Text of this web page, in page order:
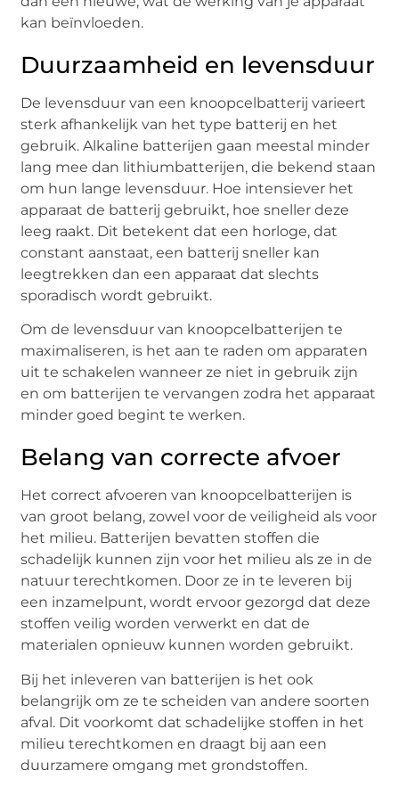
kan beïnvloeden.
Duurzaamheid en levensduur
De levensduur van een knoopcelbatterij varieert
sterk afhankelijk van het type batterij en het
gebruik. Alkaline batterijen gaan meestal minder
lang mee dan lithiumbatterijen, die bekend staan
om hun lange levensduur. Hoe intensiever het
apparaat de batterij gebruikt, hoe sneller deze
leeg raakt. Dit betekent dat een horloge, dat
constant aanstaat, een batterij sneller kan
leegtrekken dan een apparaat dat slechts
sporadisch wordt gebruikt.
Om de levensduur van knoopcelbatterijen te
maximaliseren, is het aan te raden om apparaten
uit te schakelen wanneer ze niet in gebruik zijn
en om batterijen te vervangen zodra het apparaat
minder goed begint te werken.
Belang van correcte afvoer
Het correct afvoeren van knoopcelbatterijen is
van groot belang, zowel voor de veiligheid als voor
het milieu. Batterijen bevatten stoffen die
schadelijk kunnen zijn voor het milieu als ze in de
natuur terechtkomen. Door ze in te leveren bij
een inzamelpunt, wordt ervoor gezorgd dat deze
stoffen veilig worden verwerkt en dat de
materialen opnieuw kunnen worden gebruikt.
Bij het inleveren van batterijen is het ook
belangrijk om ze te scheiden van andere soorten
afval. Dit voorkomt dat schadelijke stoffen in het
milieu terechtkomen en draagt bij aan een
duurzamere omgang met grondstoffen.